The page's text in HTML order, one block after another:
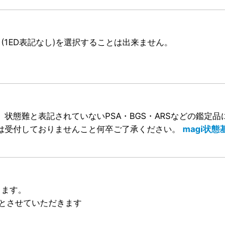
表記なし)を選択することは出来ません。
態難と表記されていないPSA・BGS・ARSなどの鑑定品
付しておりませんこと何卒ご了承ください。 magi状態
す。
させていただきます